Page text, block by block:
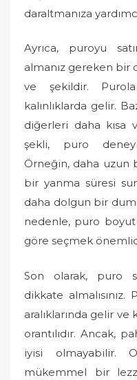
daraltmanıza
Ayrıca, puroyu
almanız gereken
ve şekildir.
kalınlıklarda gelir.
diğerleri daha kısa
şekli, puro
Örneğin, daha uzun
bir yanma süresi
daha dolgun bir
nedenle, puro
göre seçmek
Son olarak, puro
dikkate
aralıklarında gelir
orantılıdır. Ancak,
iyisi olmayabilir.
mükemmel bir